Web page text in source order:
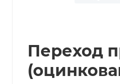
Переход